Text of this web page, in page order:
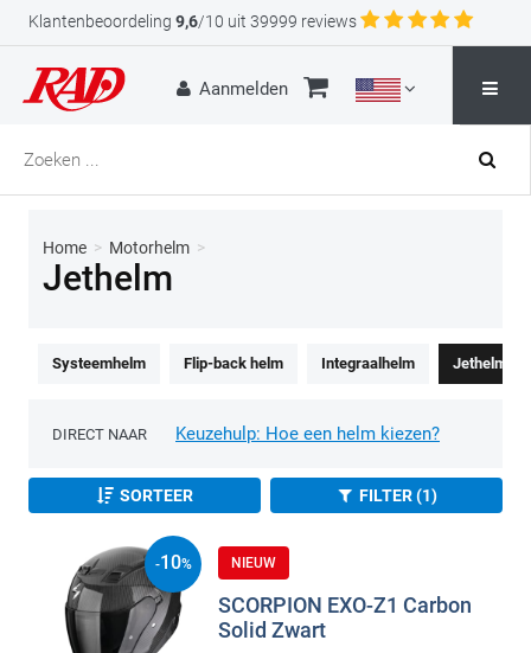
Klantenbeoordeling 9,6/10 uit 39999 reviews
Aanmelden
Home > Motorhelm >
Jethelm
Systeemhelm Flip-back helm Integraalhelm Jethelm
DIRECT NAAR Keuzehulp: Hoe een helm kiezen?
SORTEER FILTER (1)
NIEUW
SCORPION EXO-Z1 Carbon
Solid Zwart
-10%